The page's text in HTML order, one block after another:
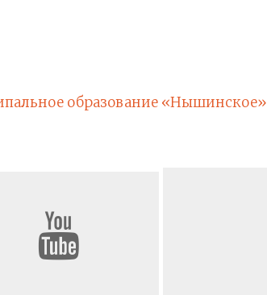
образование «Нышинское»